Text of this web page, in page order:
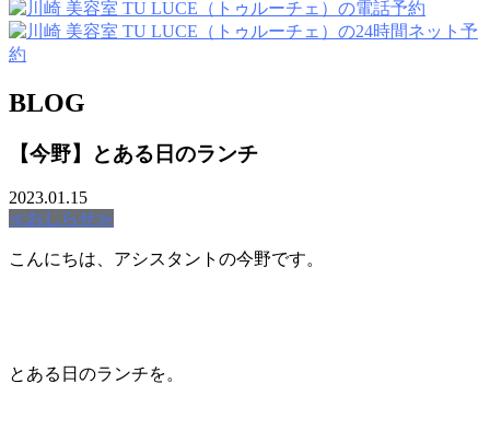
BLOG
【今野】とある日のランチ
2023.01.15
≪おしらせ≫
こんにちは、アシスタントの今野です。
とある日のランチを。